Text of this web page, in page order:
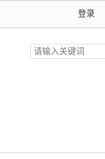
登录